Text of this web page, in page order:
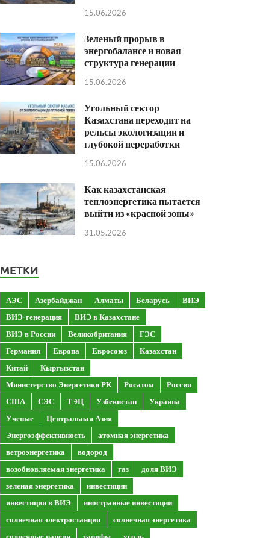
15.06.2026
Зеленый прорыв в
энергобалансе и новая
структура генерации
15.06.2026
Угольный сектор
Казахстана переходит на
рельсы экологизации и
глубокой переработки
15.06.2026
Как казахстанская
теплоэнергетика пытается
выйти из «красной зоны»
31.05.2026
МЕТКИ
АЭС Азербайджан Алматы Беларусь
ВИЭ
ВИЭ-генерация
ВИЭ в Казахстане
ВИЭ в России
Великобритания
ГЭС
Германия
Европа Евросоюз
Казахстан
Китай
Кыргызстан
Министерство Энергетики РК
Росатом
Россия
США
СЭС ТЭЦ Узбекистан
Украина
Ученые
Центральная Азия
Энергоэффективность
атомная энергетика
ветроэнергетика
водород
возобновляемая энергетика
газ
доля ВИЭ
зеленая энергетика
инвестиции
инвестиции в ВИЭ
иностранные инвестиции
солнечная электростанция
солнечная энергетика
солнечные панели
тарифы уголь